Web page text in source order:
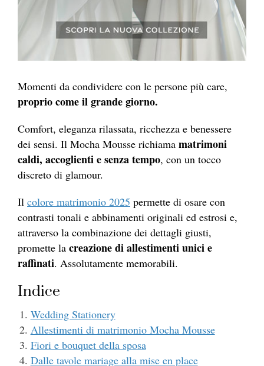
Momenti da condividere con le persone più care,
proprio come il grande giorno.
Comfort, eleganza rilassata, ricchezza e benessere
dei sensi. Il Mocha Mousse richiama matrimoni
caldi, accoglienti e senza tempo, con un tocco
discreto di glamour.
Il colore matrimonio 2025 permette di osare con
contrasti tonali e abbinamenti originali ed estrosi e,
attraverso la combinazione dei dettagli giusti,
promette la creazione di allestimenti unici e
raffinati. Assolutamente memorabili.
Indice
Wedding Stationery
Allestimenti di matrimonio Mocha Mousse
Fiori e bouquet della sposa
Dalle tavole mariage alla mise en place